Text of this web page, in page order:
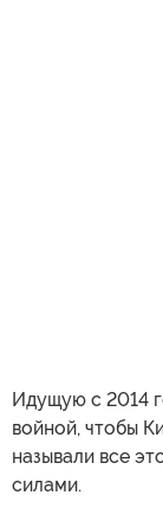
Идущую с 2014
войной, чтобы
называли все
силами.